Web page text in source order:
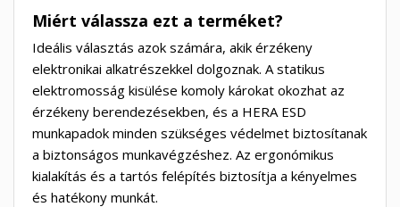
Miért válassza ezt a terméket?
Ideális választás azok számára, akik érzékeny
elektronikai alkatrészekkel dolgoznak. A statikus
elektromosság kisülése komoly károkat okozhat az
érzékeny berendezésekben, és a HERA ESD
munkapadok minden szükséges védelmet biztosítanak
a biztonságos munkavégzéshez. Az ergonómikus
kialakítás és a tartós felépítés biztosítja a kényelmes
és hatékony munkát.